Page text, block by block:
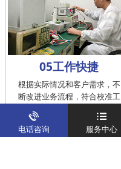
05工作快捷
根据实际情况和客户需求，不
断改进业务流程，符合校准工
作在服务的时间标准内完成
电话咨询 服务中心